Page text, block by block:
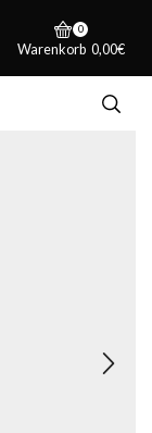
0
Warenkorb 0,00€